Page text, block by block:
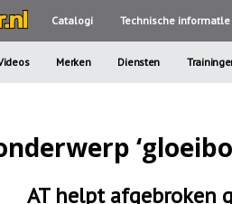
Catalogi Technische informatle
Merken Diensten
AT helpt afgebroken